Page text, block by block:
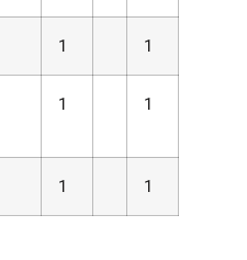
1 1
1 1
1 1